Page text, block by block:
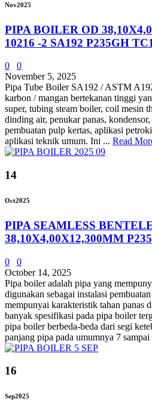
Nov2025
PIPA BOILER OD
10216 -2 SA192 P235GH TC1
0
0
November 5, 2025
Pipa Tube Boiler SA192 / ASTM
karbon / mangan bertekanan tinggi
super, tubing steam boiler, coil mesin
dinding air, penukar panas,
pembuatan pulp kertas, aplikasi
aplikasi teknik umum. Ini ... Read
14
Oct2025
PIPA SEAMLESS
38,10X4,00X12,300MM
0
0
October 14, 2025
Pipa boiler adalah pipa yang
digunakan sebagai instalasi
mempunyai karakteristik tahan panas
banyak spesifikasi pada pipa boiler
pipa boiler berbeda-beda dari segi
panjang pipa pada umumnya 7 sampai
16
Sep2025